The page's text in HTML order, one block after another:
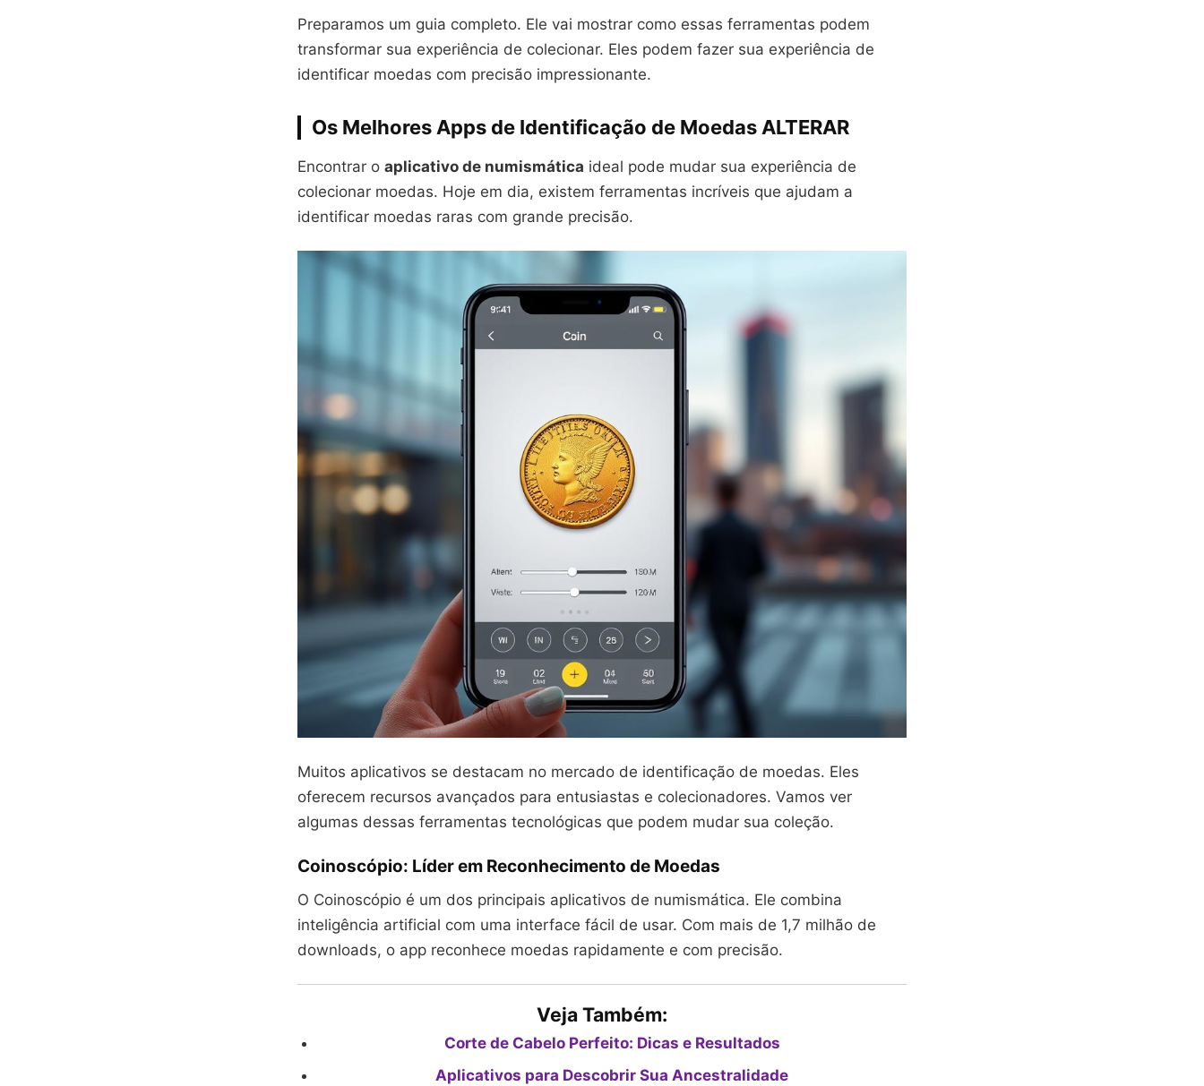
Preparamos um guia completo. Ele vai mostrar como essas ferramentas podem
transformar sua experiência de colecionar. Eles podem fazer sua experiência de
identificar moedas com precisão impressionante.
Os Melhores Apps de Identificação de Moedas ALTERAR
Encontrar o aplicativo de numismática ideal pode mudar sua experiência de
colecionar moedas. Hoje em dia, existem ferramentas incríveis que ajudam a
identificar moedas raras com grande precisão.
Muitos aplicativos se destacam no mercado de identificação de moedas. Eles
oferecem recursos avançados para entusiastas e colecionadores. Vamos ver
algumas dessas ferramentas tecnológicas que podem mudar sua coleção.
Coinoscópio: Líder em Reconhecimento de Moedas
O Coinoscópio é um dos principais aplicativos de numismática. Ele combina
inteligência artificial com uma interface fácil de usar. Com mais de 1,7 milhão de
downloads, o app reconhece moedas rapidamente e com precisão.
Veja Também:
Corte de Cabelo Perfeito: Dicas e Resultados
Aplicativos para Descobrir Sua Ancestralidade